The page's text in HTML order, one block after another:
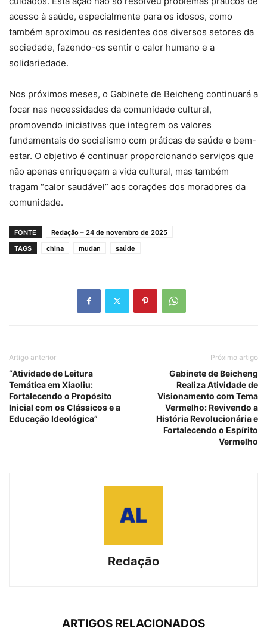
acesso à saúde, especialmente para os idosos, como
também aproximou os residentes dos diversos setores da
sociedade, fazendo-os sentir o calor humano e a
solidariedade.
Nos próximos meses, o Gabinete de Beicheng continuará a
focar nas necessidades da comunidade cultural,
promovendo iniciativas que integrem os valores
fundamentais do socialismo com práticas de saúde e bem-
estar. O objetivo é continuar proporcionando serviços que
não apenas enriqueçam a vida cultural, mas também
tragam “calor saudável” aos corações dos moradores da
comunidade.
FONTE
Redação – 24 de novembro de 2025
TAGS
china mudan saúde
Artigo anterior
“Atividade de Leitura
Temática em Xiaoliu:
Fortalecendo o Propósito
Inicial com os Clássicos e a
Educação Ideológica”
Próximo artigo
Gabinete de Beicheng
Realiza Atividade de
Visionamento com Tema
Vermelho: Revivendo a
História Revolucionária e
Fortalecendo o Espírito
Vermelho
Redação
ARTIGOS RELACIONADOS